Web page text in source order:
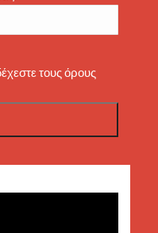
τους όρους